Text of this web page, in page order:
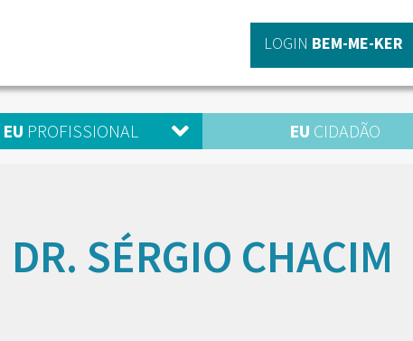
LOGIN BEM-ME-KER
EU PROFISSIONAL EU CIDADÃO
DR. SÉRGIO CHACIM